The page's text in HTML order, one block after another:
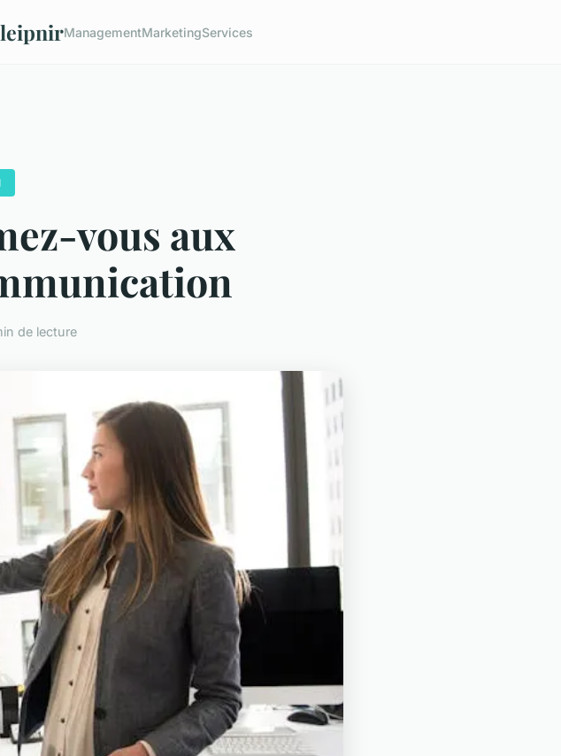
ManagementMarketingServices
vous aux
de lecture